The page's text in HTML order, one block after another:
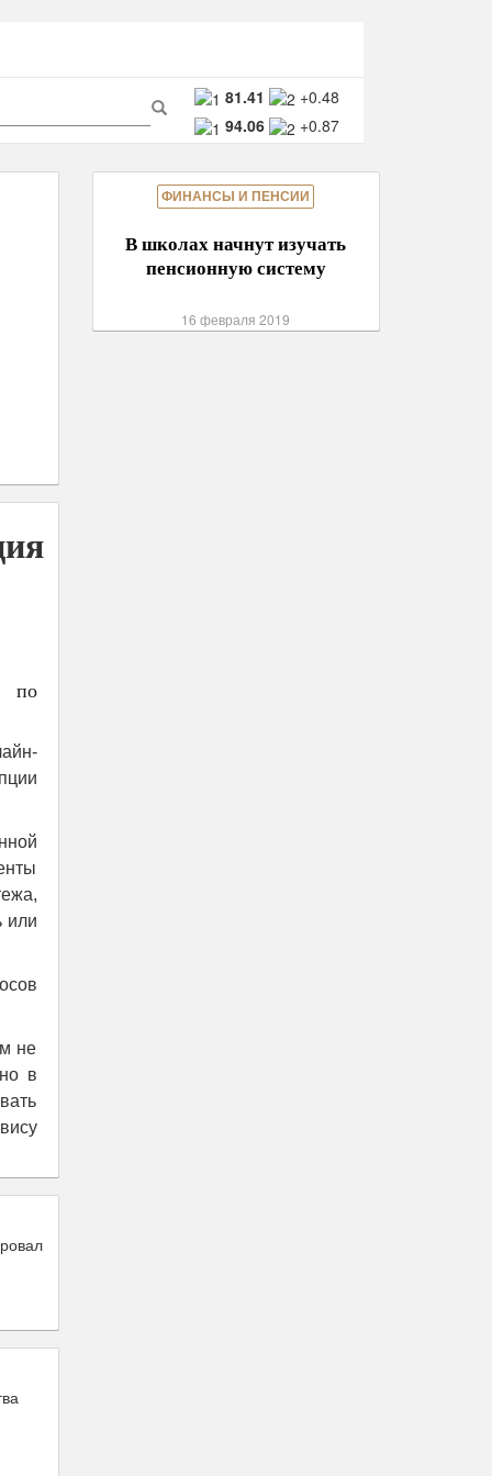
81.41
+0.48
94.06
+0.87
Поиск
по
или
не
в
ФИНАНСЫ И ПЕНСИИ
В школах начнут изучать
пенсионную систему
16 февраля 2019